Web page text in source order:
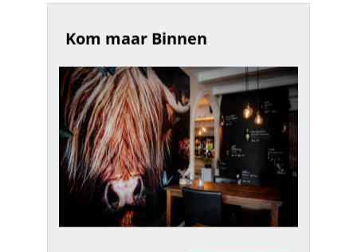
Kom maar Binnen